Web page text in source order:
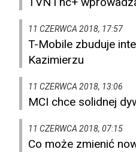
11 CZERWCA 2018, 17:57
T-Mobile zbuduje
Kazimierzu
11 CZERWCA 2018, 13:06
MCI chce solidnej
11 CZERWCA 2018, 07:15
Co może zmienić